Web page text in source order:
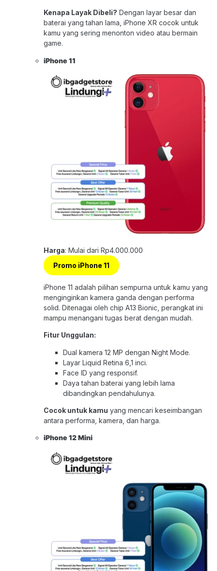
Kenapa Layak Dibeli? Dengan layar besar dan
baterai yang tahan lama, iPhone XR cocok untuk
kamu yang sering menonton video atau bermain
game.
iPhone 11
Harga: Mulai dari Rp4.000.000
Promo iPhone 11
iPhone 11 adalah pilihan sempurna untuk kamu yang
menginginkan kamera ganda dengan performa
solid. Ditenagai oleh chip A13 Bionic, perangkat ini
mampu menangani tugas berat dengan mudah.
Fitur Unggulan:
Dual kamera 12 MP dengan Night Mode.
Layar Liquid Retina 6,1 inci.
Face ID yang responsif.
Daya tahan baterai yang lebih lama
dibandingkan pendahulunya.
Cocok untuk kamu yang mencari keseimbangan
antara performa, kamera, dan harga.
iPhone 12 Mini